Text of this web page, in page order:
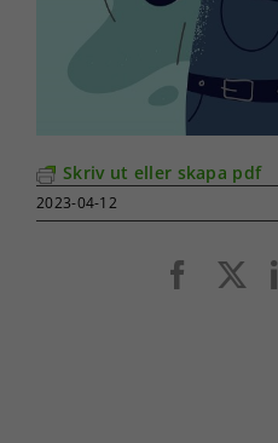
Skriv ut eller skapa pdf
2023-04-12